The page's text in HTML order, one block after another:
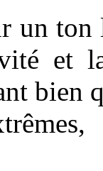
un
et
bien